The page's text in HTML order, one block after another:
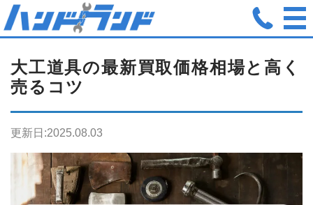
ホーム 工具関連ブログ 大工道具の最新買取価格相場と高く売
大工道具の最新買取価格相場と高く
売るコツ
更新日:2025.08.03